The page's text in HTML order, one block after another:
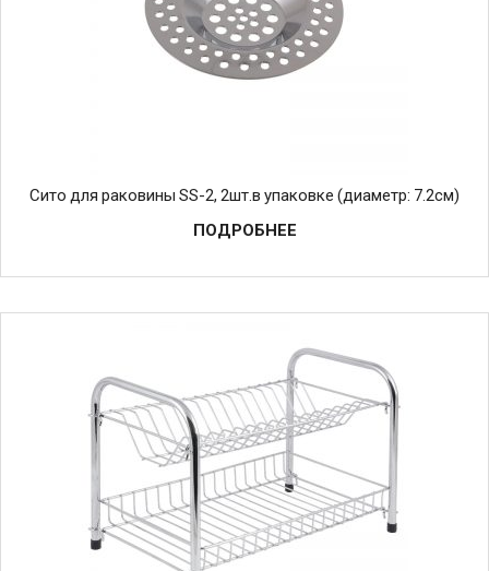
Сито для раковины SS-2, 2шт.в упаковке (диаметр: 7.2см)
ПОДРОБНЕЕ